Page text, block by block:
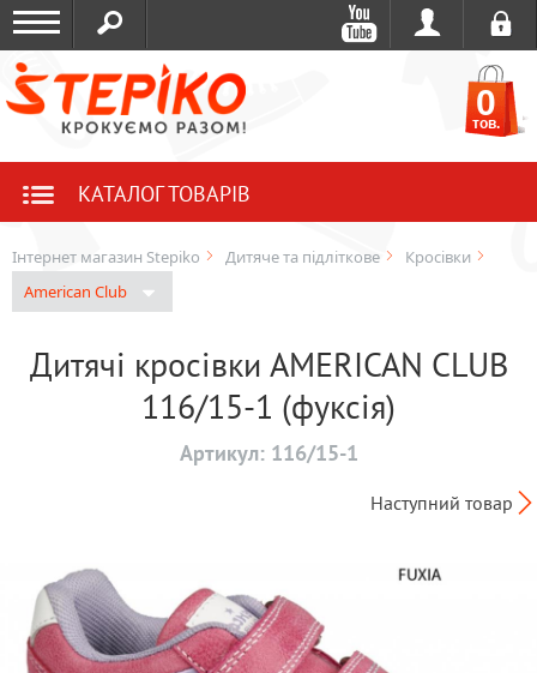
0
тов.
КАТАЛОГ ТОВАРІВ
Інтернет магазин Stepiko Дитяче та підліткове
Кросівки
American Club
Дитячі кросівки AMERICAN CLUB
116/15-1 (фуксія)
Артикул: 116/15-1
Наступний товар